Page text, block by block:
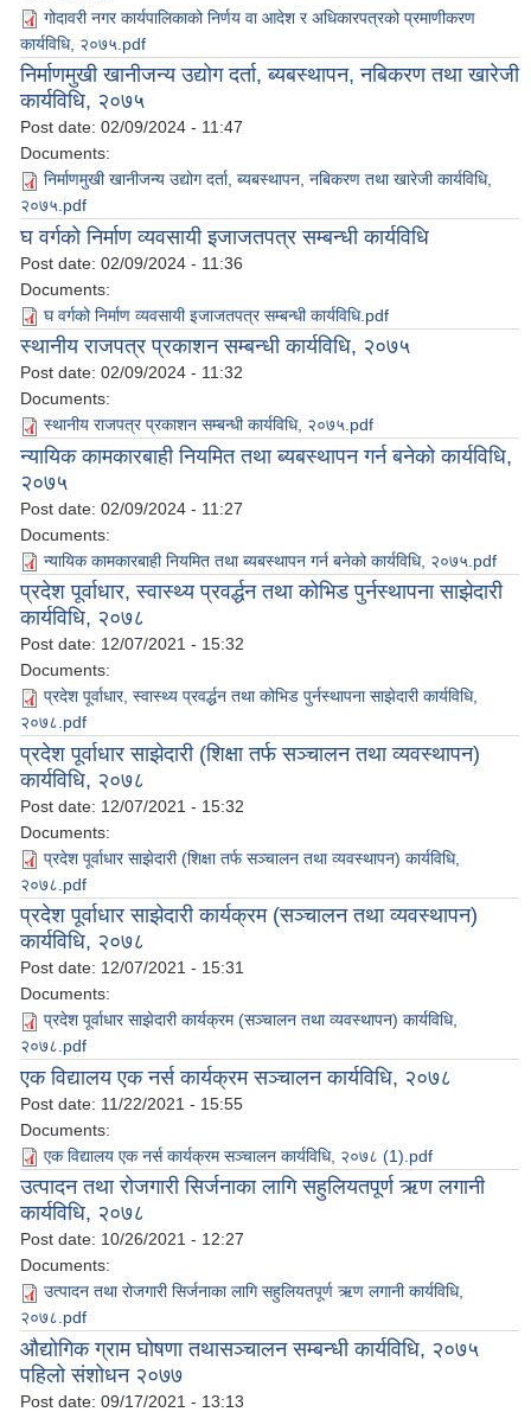
गोदावरी नगर कार्यपालिकाको निर्णय वा आदेश र अधिकारपत्रको प्रमाणीकरण
कार्यविधि, २०७५.pdf
निर्माणमुखी खानीजन्य उद्योग दर्ता, ब्यबस्थापन, नबिकरण तथा खारेजी
कार्यविधि, २०७५
Post date: 02/09/2024 - 11:47
Documents:
निर्माणमुखी खानीजन्य उद्योग दर्ता, ब्यबस्थापन, नबिकरण तथा खारेजी कार्यविधि,
२०७५.pdf
घ वर्गको निर्माण व्यवसायी इजाजतपत्र सम्बन्धी कार्यविधि
Post date: 02/09/2024 - 11:36
Documents:
घ वर्गको निर्माण व्यवसायी इजाजतपत्र सम्बन्धी कार्यविधि.pdf
स्थानीय राजपत्र प्रकाशन सम्बन्धी कार्यविधि, २०७५
Post date: 02/09/2024 - 11:32
Documents:
स्थानीय राजपत्र प्रकाशन सम्बन्धी कार्यविधि, २०७५.pdf
न्यायिक कामकारबाही नियमित तथा ब्यबस्थापन गर्न बनेको कार्यविधि,
२०७५
Post date: 02/09/2024 - 11:27
Documents:
न्यायिक कामकारबाही नियमित तथा ब्यबस्थापन गर्न बनेको कार्यविधि, २०७५.pdf
प्रदेश पूर्वाधार, स्वास्थ्य प्रवर्द्धन तथा कोभिड पुर्नस्थापना साझेदारी
कार्यविधि, २०७८
Post date: 12/07/2021 - 15:32
Documents:
प्रदेश पूर्वाधार, स्वास्थ्य प्रवर्द्धन तथा कोभिड पुर्नस्थापना साझेदारी कार्यविधि,
२०७८.pdf
प्रदेश पूर्वाधार साझेदारी (शिक्षा तर्फ सञ्चालन तथा व्यवस्थापन)
कार्यविधि, २०७८
Post date: 12/07/2021 - 15:32
Documents:
प्रदेश पूर्वाधार साझेदारी (शिक्षा तर्फ सञ्चालन तथा व्यवस्थापन) कार्यविधि,
२०७८.pdf
प्रदेश पूर्वाधार साझेदारी कार्यक्रम (सञ्चालन तथा व्यवस्थापन)
कार्यविधि, २०७८
Post date: 12/07/2021 - 15:31
Documents:
प्रदेश पूर्वाधार साझेदारी कार्यक्रम (सञ्चालन तथा व्यवस्थापन) कार्यविधि,
२०७८.pdf
एक विद्यालय एक नर्स कार्यक्रम सञ्चालन कार्यविधि, २०७८
Post date: 11/22/2021 - 15:55
Documents:
एक विद्यालय एक नर्स कार्यक्रम सञ्चालन कार्यविधि, २०७८ (1).pdf
उत्पादन तथा रोजगारी सिर्जनाका लागि सहुलियतपूर्ण ऋण लगानी
कार्यविधि, २०७८
Post date: 10/26/2021 - 12:27
Documents:
उत्पादन तथा रोजगारी सिर्जनाका लागि सहुलियतपूर्ण ऋण लगानी कार्यविधि,
२०७८.pdf
औद्योगिक ग्राम घोषणा तथासञ्चालन सम्बन्धी कार्यविधि, २०७५
पहिलो संशोधन २०७७
Post date: 09/17/2021 - 13:13